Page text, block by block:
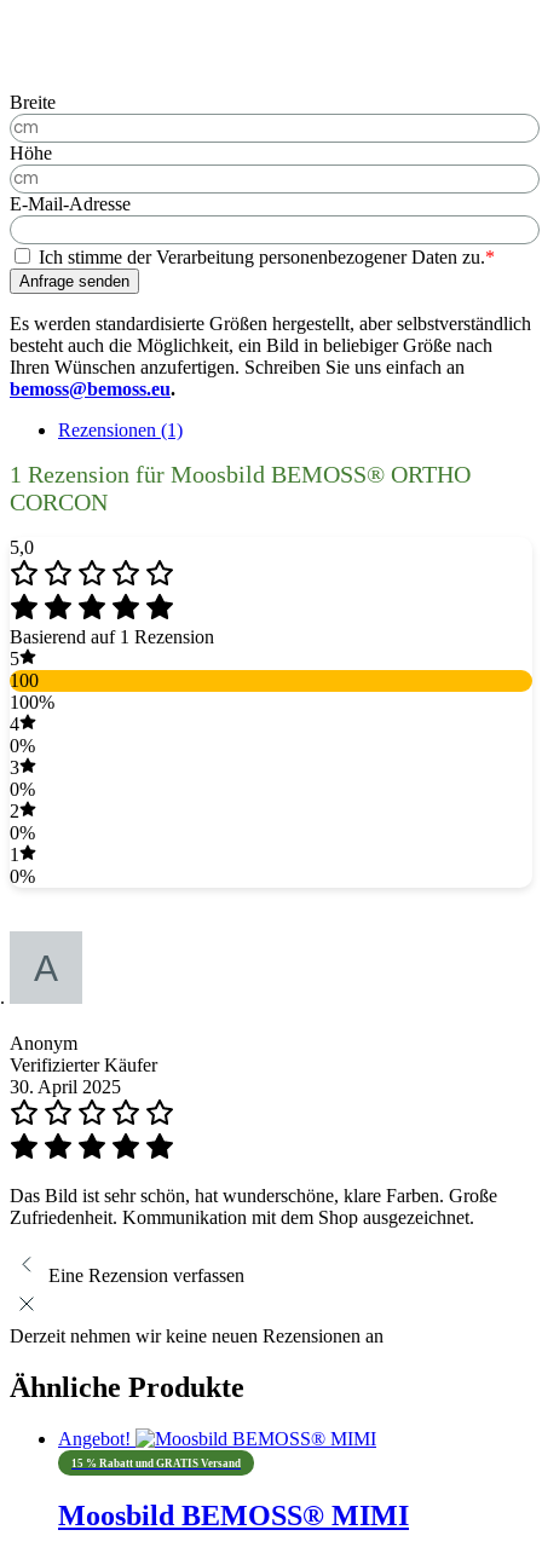
Breite
Höhe
E-Mail-Adresse
Ich stimme der Verarbeitung personenbezogener Daten zu.*
Anfrage senden
Es werden standardisierte Größen hergestellt, aber selbstverständlich
besteht auch die Möglichkeit, ein Bild in beliebiger Größe nach
Ihren Wünschen anzufertigen. Schreiben Sie uns einfach an
bemoss@bemoss.eu.
Rezensionen (1)
1 Rezension für Moosbild BEMOSS® ORTHO
CORCON
5,0
Basierend auf 1 Rezension
5
100
100%
4
0%
3
0%
2
0%
1
0%
Anonym
Verifizierter Käufer
30. April 2025
Das Bild ist sehr schön, hat wunderschöne, klare Farben. Große
Zufriedenheit. Kommunikation mit dem Shop ausgezeichnet.
Eine Rezension verfassen
Derzeit nehmen wir keine neuen Rezensionen an
Ähnliche Produkte
Angebot!
15 % Rabatt und GRATIS Versand
Moosbild BEMOSS® MIMI